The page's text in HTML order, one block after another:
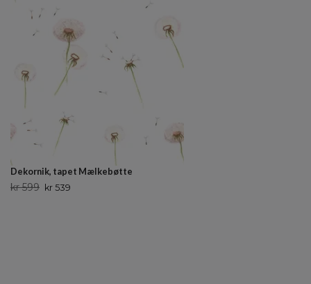
Dekornik, tapet Mælkebøtte
kr 599 kr 539